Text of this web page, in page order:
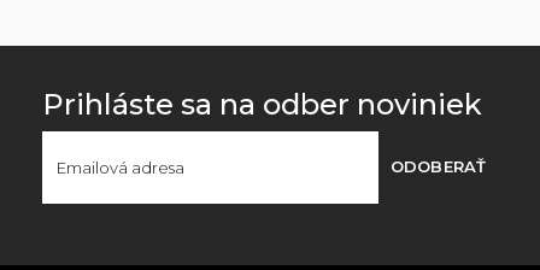
Prihláste sa na odber noviniek
ODOBERAŤ